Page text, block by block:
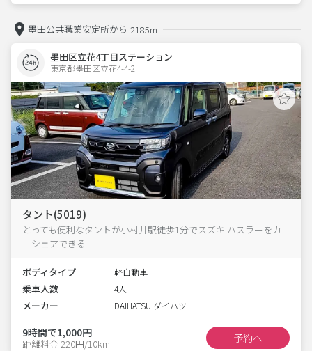
墨田公共職業安定所から 2185m
墨田区立花4丁目ステーション
東京都墨田区立花4-4-2
タント(5019)
とっても便利なタントが小村井駅徒歩1分でスズキ ハスラーをカ
ーシェアできる
ボディタイプ 軽自動車
乗車人数 4人
メーカー DAIHATSU ダイハツ
9時間で1,000円
距離料金 220円/10km 予約へ